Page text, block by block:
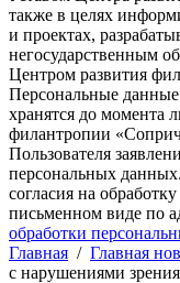
также в целях
и проектах,
негосударственным
Центром развития
Персональные
хранятся до момента
филантропии
Пользователя
персональных
согласия на
письменном виде по
обработки
Главная / Главная
с нарушениями